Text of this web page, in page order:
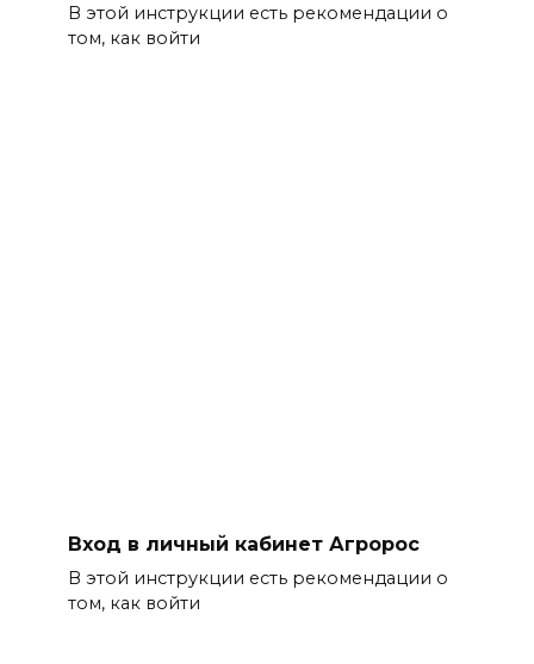
В этой инструкции есть рекомендации о
том, как войти
Вход в личный кабинет Агророс
В этой инструкции есть рекомендации о
том, как войти